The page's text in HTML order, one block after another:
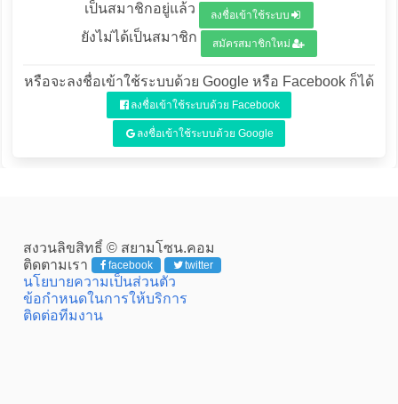
เป็นสมาชิกอยู่แล้ว ลงชื่อเข้าใช้ระบบ
ยังไม่ได้เป็นสมาชิก สมัครสมาชิกใหม่
หรือจะลงชื่อเข้าใช้ระบบด้วย Google หรือ Facebook ก็ได้
ลงชื่อเข้าใช้ระบบด้วย Facebook
ลงชื่อเข้าใช้ระบบด้วย Google
สงวนลิขสิทธิ์ © สยามโซน.คอม
ติดตามเรา
facebook twitter
นโยบายความเป็นส่วนตัว
ข้อกำหนดในการให้บริการ
ติดต่อทีมงาน